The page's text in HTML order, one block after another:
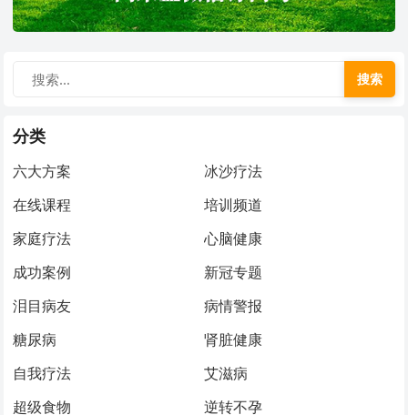
搜索
分类
六大方案
冰沙疗法
在线课程
培训频道
家庭疗法
心脑健康
成功案例
新冠专题
泪目病友
病情警报
糖尿病
肾脏健康
自我疗法
艾滋病
超级食物
逆转不孕